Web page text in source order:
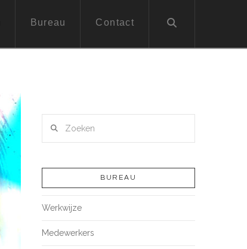
Bureau Contact
BUREAU
Werkwijze
Medewerkers